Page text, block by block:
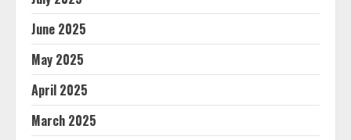
June 2025
May 2025
April 2025
March 2025